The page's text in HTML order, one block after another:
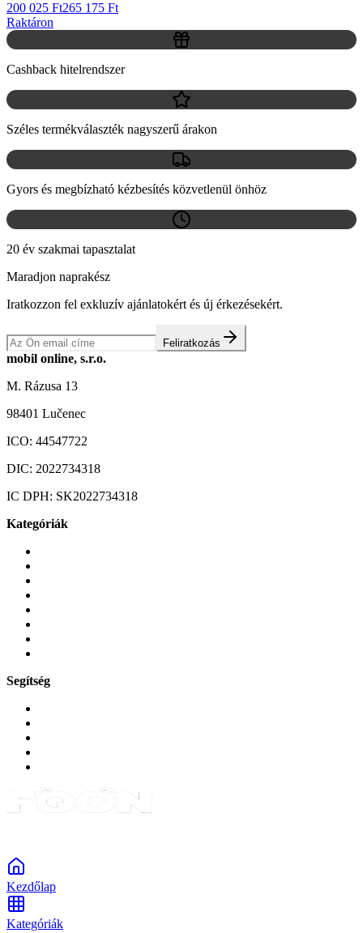
200 025 Ft265 175 Ft
Raktáron
Cashback hitelrendszer
Széles termékválaszték nagyszerű árakon
Gyors és megbízható kézbesítés közvetlenül önhöz
20 év szakmai tapasztalat
Maradjon naprakész
Iratkozzon fel exkluzív ajánlatokért és új érkezésekért.
Feliratkozás
mobil online, s.r.o.
M. Rázusa 13
98401 Lučenec
ICO: 44547722
DIC: 2022734318
IC DPH: SK2022734318
Kategóriák
Segítség
Kezdőlap
Kategóriák